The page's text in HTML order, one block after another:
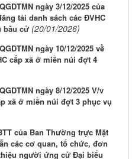
ngày 3/12/2025 của
tải danh sách các ĐVHC
bầu cử (20/01/2026)
ngày 10/12/2025 về
cấp xã ở miền núi đợt 4
ngày 8/12/2025 V/v
xã ở miền núi đợt 3 phục vụ
của Ban Thường trực Mặt
các cơ quan, tổ chức, đơn
người ứng cử Đại biểu